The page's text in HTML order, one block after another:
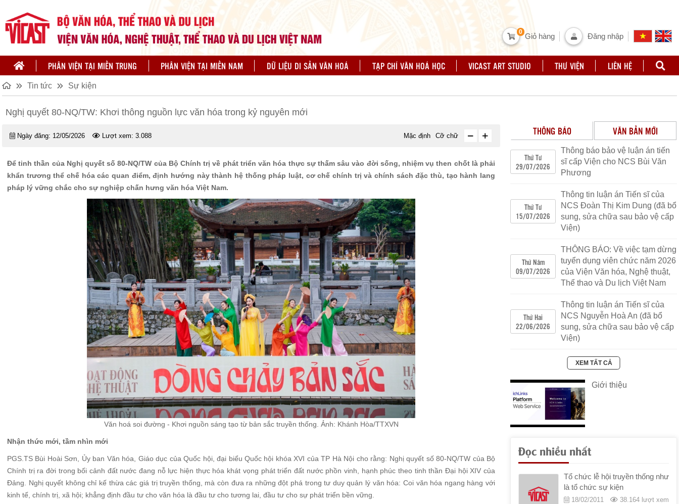
0 Giỏ hàng Đăng nhập
PHÂN VIỆN TẠI MIỀN TRUNG PHÂN VIỆN TẠI MIỀN NAM DỮ LIỆU DI SẢN VĂN HOÁ TẠP CHÍ VĂN HOÁ HỌC VICAST ART STUDIO THƯ VIỆN LIÊN HỆ
Tin tức Sự kiện
Nghị quyết 80-NQ/TW: Khơi thông nguồn lực văn hóa trong kỷ nguyên mới
Ngày đăng: 12/05/2026 Lượt xem: 3.088 Mặc định Cỡ chữ
Để tinh thần của Nghị quyết số 80-NQ/TW của Bộ Chính trị về phát triển văn hóa thực sự thấm sâu vào đời sống, nhiệm vụ then chốt là phải
khẩn trương thể chế hóa các quan điểm, định hướng này thành hệ thống pháp luật, cơ chế chính trị và chính sách đặc thù, tạo hành lang
pháp lý vững chắc cho sự nghiệp chấn hưng văn hóa Việt Nam.
Văn hoá soi đường - Khơi nguồn sáng tạo từ bản sắc truyền thống. Ảnh: Khánh Hòa/TTXVN
Nhận thức mới, tầm nhìn mới
PGS.TS Bùi Hoài Sơn, Ủy ban Văn hóa, Giáo dục của Quốc hội, đại biểu Quốc hội khóa XVI của TP Hà Nội cho rằng: Nghị quyết số 80-NQ/TW của Bộ
Chính trị ra đời trong bối cảnh đất nước đang nỗ lực hiện thực hóa khát vọng phát triển đất nước phồn vinh, hạnh phúc theo tinh thần Đại hội XIV của
Đảng. Nghị quyết không chỉ kế thừa các giá trị truyền thống, mà còn đưa ra những đột phá trong tư duy quản lý văn hóa: Coi văn hóa ngang hàng với
kinh tế, chính trị, xã hội; khẳng định đầu tư cho văn hóa là đầu tư cho tương lai, đầu tư cho sự phát triển bền vững.
THÔNG BÁO VĂN BẢN MỚI
Thứ Tư
29/07/2026
Thông báo bảo vệ luận án tiến
sĩ cấp Viện cho NCS Bùi Văn
Phương
Thứ Tư
15/07/2026
Thông tin luận án Tiến sĩ của
NCS Đoàn Thị Kim Dung (đã bổ
sung, sửa chữa sau bảo vệ cấp
Viện)
Thứ Năm
09/07/2026
THÔNG BÁO: Về việc tạm dừng
tuyển dụng viên chức năm 2026
của Viện Văn hóa, Nghệ thuật,
Thể thao và Du lịch Việt Nam
Thứ Hai
22/06/2026
Thông tin luận án Tiến sĩ của
NCS Nguyễn Hoà An (đã bổ
sung, sửa chữa sau bảo vệ cấp
Viện)
XEM TẤT CẢ
Về việc thông tin tuyên truyền việc sử
dụng, khai thác Bộ Pháp điển điện tử
Số 3615/BVHTTDL - PC
CV tuyen truyen Bo phap dien.pdf
Ban hành Kế hoạch triển khai thực hiện
Chương trình giáo dục đạo đức, lối sống
trong gia đình đến năm 2030
Số 1724/QĐ-BVHTTDL
08/08/2022
QD 1724 Ban hanh KH trien khai chuong
trinh.pdf
KH 1724 trien khai chuong
trinh.pdf
QUYẾT ĐỊNH Ban hành Kế hoạch chuyển
đổi số của Bộ Văn hóa, Thể thao và Du lịch
năm 2022
Số 949/QÐ-BVHTTDL | 26/07/2022 |
QD ban hanh Ke hoach chuyen doi so.pdf
Phu luc (4).pdf
Ke hoach chuyen doi
Luật Điện ảnh
Số Luật số: 05/2022/QH15
05.pdf
Số 224/QÐ-BVHTTDL
qd224.bvhttdl.banhanhungxu.pdf
Giới thiệu
Đọc nhiều nhất
Tổ chức lễ hội truyền thống như
là tổ chức sự kiện
18/02/2011 38.164 lượt xem